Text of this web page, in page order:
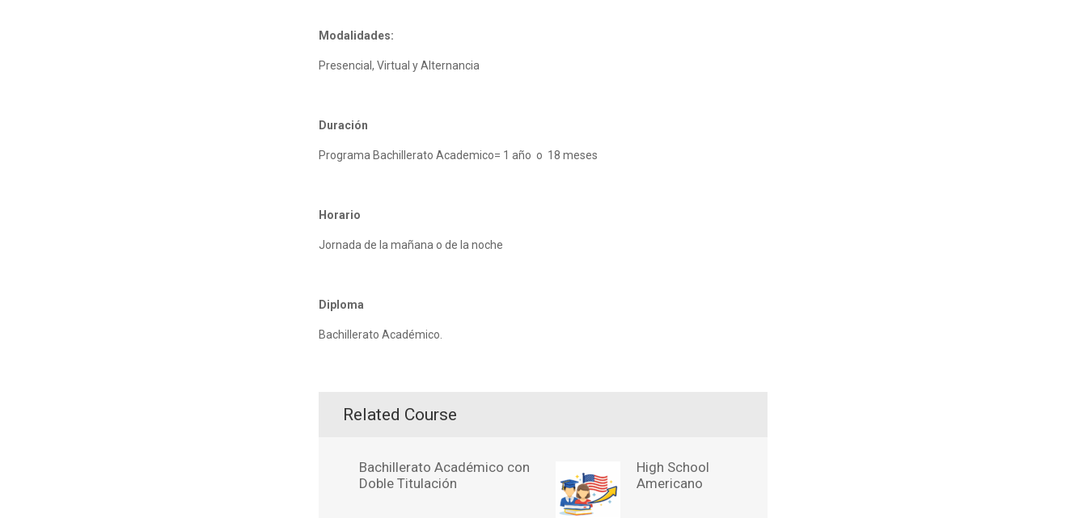
Modalidades:
Presencial, Virtual y Alternancia
Duración
Programa Bachillerato Academico= 1 año o 18 meses
Horario
Jornada de la mañana o de la noche
Diploma
Bachillerato Académico.
Related Course
Bachillerato Académico con
Doble Titulación
High School
Americano